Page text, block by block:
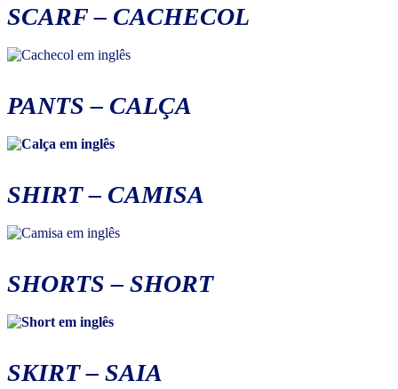
SCARF– CACHECOL
PANTS – CALÇA
SHIRT– CAMISA
SHORTS – SHORT
SKIRT– SAIA